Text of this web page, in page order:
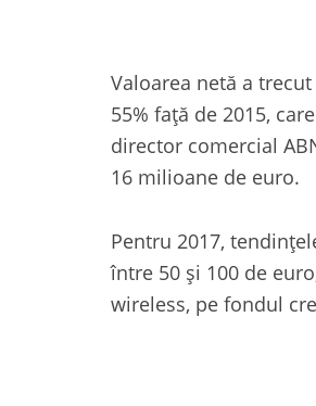
Valoarea netă a
55% faţă de 2015,
director comercial
16 milioane de euro.
Pentru 2017,
între 50 şi 100 de
wireless, pe fondul